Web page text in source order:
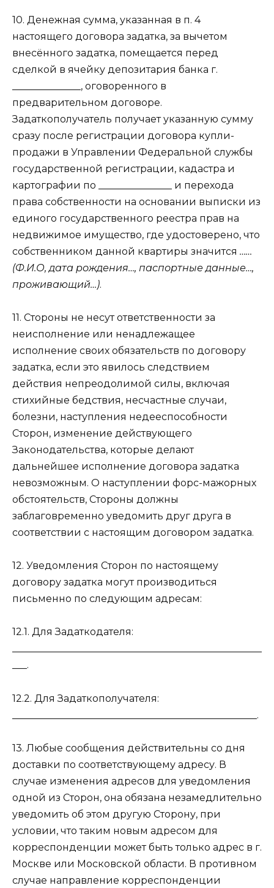
10. Денежная сумма, указанная в п. 4
настоящего договора задатка, за вычетом
внесённого задатка, помещается перед
сделкой в ячейку депозитария банка г.
______________, оговоренного в
предварительном договоре.
Задаткополучатель получает указанную сумму
сразу после регистрации договора купли-
продажи в Управлении Федеральной службы
государственной регистрации, кадастра и
картографии по _______________ и перехода
права собственности на основании выписки из
единого государственного реестра прав на
недвижимое имущество, где удостоверено, что
собственником данной квартиры значится ……
(Ф.И.О, дата рождения…, паспортные данные…,
проживающий…).
11. Стороны не несут ответственности за
неисполнение или ненадлежащее
исполнение своих обязательств по договору
задатка, если это явилось следствием
действия непреодолимой силы, включая
стихийные бедствия, несчастные случаи,
болезни, наступления недееспособности
Сторон, изменение действующего
Законодательства, которые делают
дальнейшее исполнение договора задатка
невозможным. О наступлении форс-мажорных
обстоятельств, Стороны должны
заблаговременно уведомить друг друга в
соответствии с настоящим договором задатка.
12. Уведомления Сторон по настоящему
договору задатка могут производиться
письменно по следующим адресам:
12.1. Для Задаткодателя:
___.
12.2. Для Задаткополучателя:
__________________________________________________.
13. Любые сообщения действительны со дня
доставки по соответствующему адресу. В
случае изменения адресов для уведомления
одной из Сторон, она обязана незамедлительно
уведомить об этом другую Сторону, при
условии, что таким новым адресом для
корреспонденции может быть только адрес в г.
Москве или Московской области. В противном
случае направление корреспонденции